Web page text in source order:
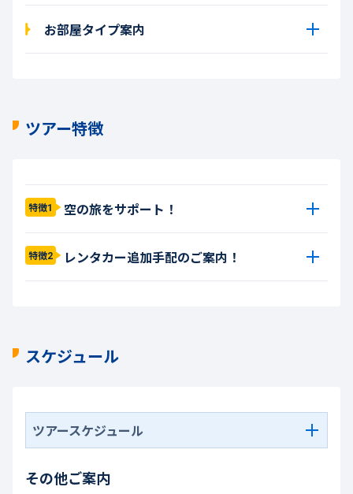
お部屋タイプ案内
ツアー特徴
特徴1 空の旅をサポート！
特徴2 レンタカー追加手配のご案内！
スケジュール
ツアースケジュール
その他ご案内